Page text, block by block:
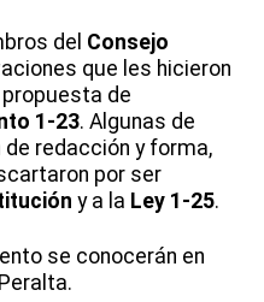
del Consejo
que les hicieron
de
1-23. Algunas de
redacción y forma,
por ser
y a la Ley 1-25.
se conocerán en